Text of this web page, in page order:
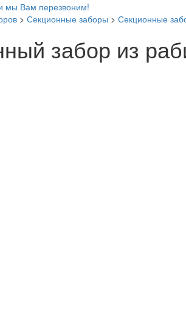
и мы Вам перезвоним!
> Секционные заборы > Секционные
забор из